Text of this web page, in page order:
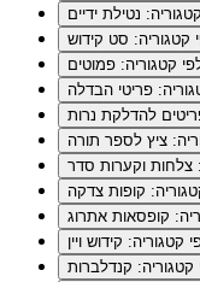
נטילת ידיים
קטגוריה: סט קידוש
קטגוריה: פמוטים
פריטי הבדלה
להדלקת נרות
ציץ לספר תורה
צלחות וקערות סדר
קופות צדקה
קופסאות אתרוג
קטגוריה: קידוש ויין
קטגוריה: קנדלברות